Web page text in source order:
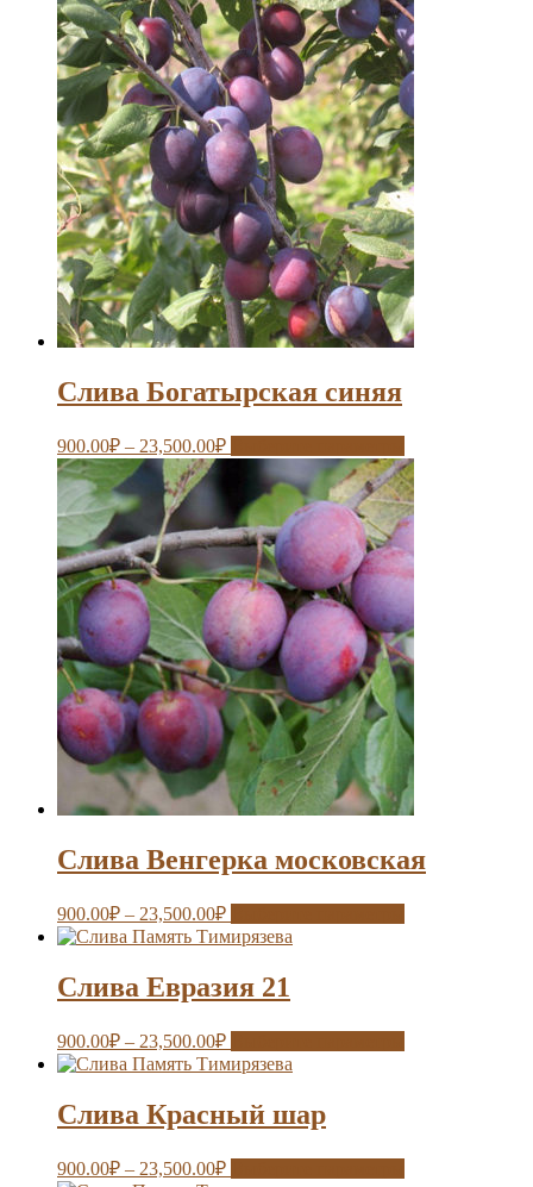
Слива Богатырская синяя
900.00₽ – 23,500.00₽
Слива Венгерка московская
900.00₽ – 23,500.00₽
Слива Евразия 21
900.00₽ – 23,500.00₽
Слива Красный шар
900.00₽ – 23,500.00₽